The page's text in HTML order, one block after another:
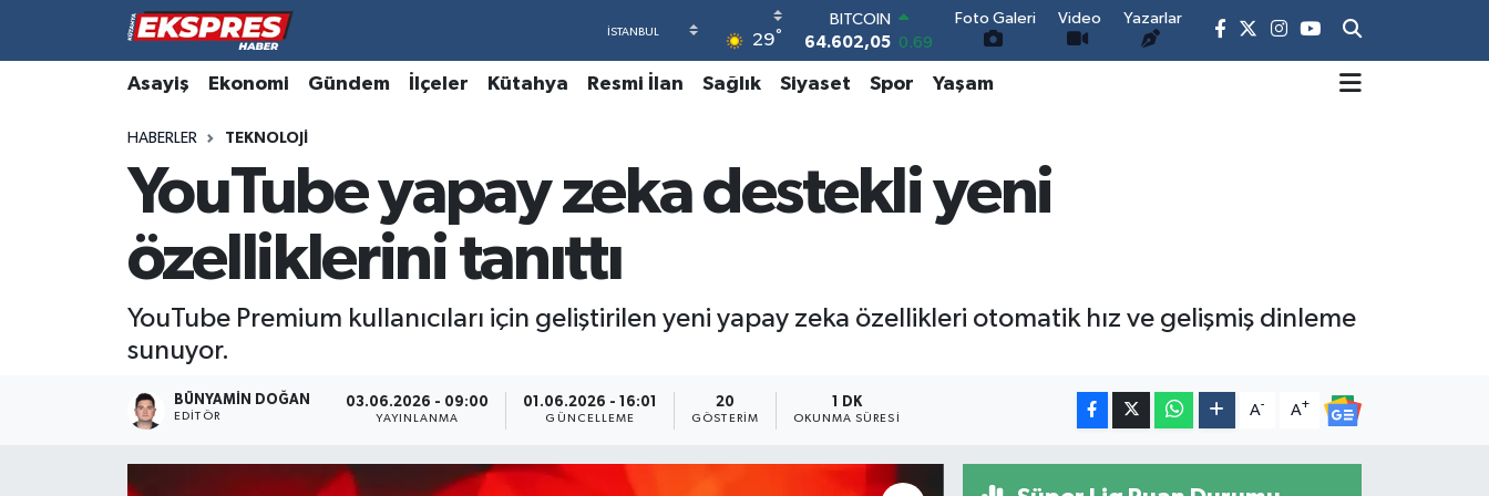
29°
DOLAR
47,6006 0.06
EURO
55,0250 0.02
6513.94 0.32
BİST100
Foto Galeri Video Yazarlar
Asayiş Ekonomi Gündem İlçeler Kütahya Resmi İlan Sağlık Siyaset Spor Yaşam
HABERLER TEKNOLOJI
YouTube yapay zeka destekli yeni
özelliklerini tanıttı
YouTube Premium kullanıcıları için geliştirilen yeni yapay zeka özellikleri otomatik hız ve gelişmiş dinleme
sunuyor.
BÜNYAMIN DOĞAN
EDITÖR
03.06.2026 - 09:00
YAYINLANMA
01.06.2026 - 16:01
GÜNCELLEME
20
GÖSTERIM
1 DK
OKUNMA SÜRESI
A- A+
Altıntaş
Aslanapa
Biyografiler
Domaniç
Dumlupınar
Hava Durumu
Trafik Durumu
Süper Lig Puan Durumu ve Fikstür
Tüm Manşetler
Son Dakika Haberleri